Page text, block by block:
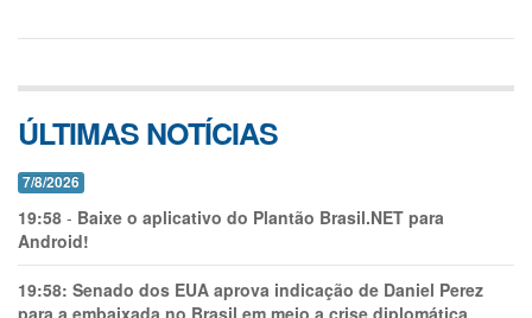
ÚLTIMAS NOTÍCIAS
7/8/2026
19:58 - Baixe o aplicativo do Plantão Brasil.NET para
Android!
19:58: Senado dos EUA aprova indicação de Daniel Perez
para a embaixada no Brasil em meio a crise diplomática